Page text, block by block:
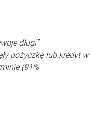
długi”
pożyczkę lub kredyt w
(91%